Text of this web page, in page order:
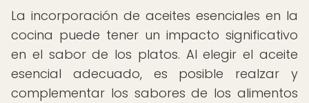
La incorporación de aceites esenciales en la
cocina puede tener un impacto significativo
en el sabor de los platos. Al elegir el aceite
esencial adecuado, es posible realzar y
complementar los sabores de los alimentos